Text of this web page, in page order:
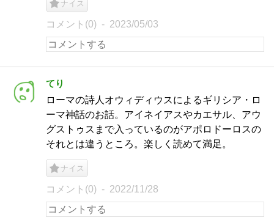
ナイス
コメント(0) 2023/05/03
てり
ローマの詩人オウィディウスによるギリシア・ロ
ーマ神話のお話。アイネイアスやカエサル、アウ
グストゥスまで入っているのがアポロドーロスの
それとは違うところ。楽しく読めて満足。
ナイス
コメント(0) 2022/11/28